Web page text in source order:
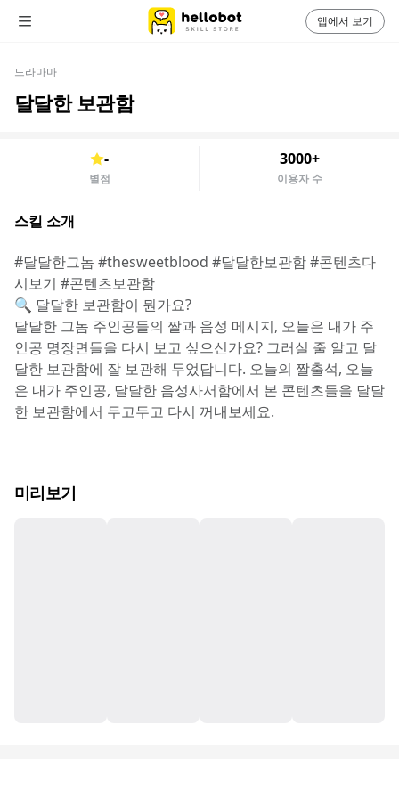
드라마마
달달한 보관함
-
별점
3000+
이용자 수
스킬 소개
#달달한그놈 #thesweetblood #달달한보관함 #콘텐츠다
시보기 #콘텐츠보관함
🔍 달달한 보관함이 뭔가요?
달달한 그놈 주인공들의 짤과 음성 메시지, 오늘은 내가 주
인공 명장면들을 다시 보고 싶으신가요? 그러실 줄 알고 달
달한 보관함에 잘 보관해 두었답니다. 오늘의 짤출석, 오늘
은 내가 주인공, 달달한 음성사서함에서 본 콘텐츠들을 달달
한 보관함에서 두고두고 다시 꺼내보세요.
미리보기
앱에서 보기